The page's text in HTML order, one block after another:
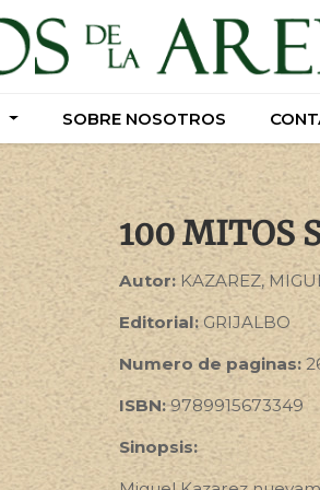
SOBRE NOSOTROS
SOBRE NOSOTROS
100 MITOS
Autor: KAZAREZ,
Editorial:GRIJALBO
Numero de paginas:
ISBN:9789915673349
Sinopsis: